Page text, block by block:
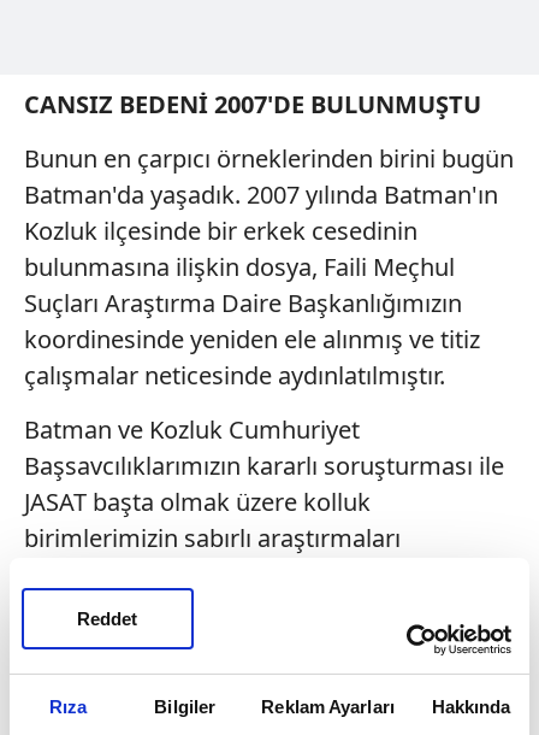
Rıza Bilgiler Reklam Ayarları Hakkında
Reddet
CANSIZ BEDENİ 2007'DE BULUNMUŞTU
Bunun en çarpıcı örneklerinden birini bugün
Batman'da yaşadık. 2007 yılında Batman'ın
Kozluk ilçesinde bir erkek cesedinin
bulunmasına ilişkin dosya, Faili Meçhul
Suçları Araştırma Daire Başkanlığımızın
koordinesinde yeniden ele alınmış ve titiz
çalışmalar neticesinde aydınlatılmıştır.
Batman ve Kozluk Cumhuriyet
Başsavcılıklarımızın kararlı soruşturması ile
JASAT başta olmak üzere kolluk
birimlerimizin sabırlı araştırmaları
hiçbir resmî işlem kaydı bulunmayan Aydın
Özcan'a ait olduğu DNA incelemesiyle tespit
edilmiştir. Yaklaşık 19 yıl sonra aydınlatılan
dosya kapsamında elde edilen deliller, tanık